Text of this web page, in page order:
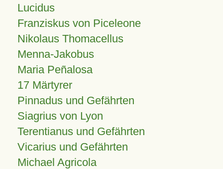
Lucidus
Franziskus von Piceleone
Nikolaus Thomacellus
Menna-Jakobus
Maria Peñalosa
17 Märtyrer
Pinnadus und Gefährten
Siagrius von Lyon
Terentianus und Gefährten
Vicarius und Gefährten
Michael Agricola